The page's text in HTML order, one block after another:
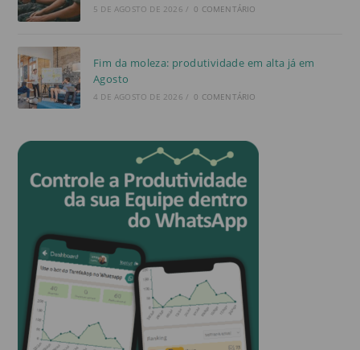
5 DE AGOSTO DE 2026 / 0 COMENTÁRIO
Fim da moleza: produtividade em alta já em
Agosto
4 DE AGOSTO DE 2026 / 0 COMENTÁRIO